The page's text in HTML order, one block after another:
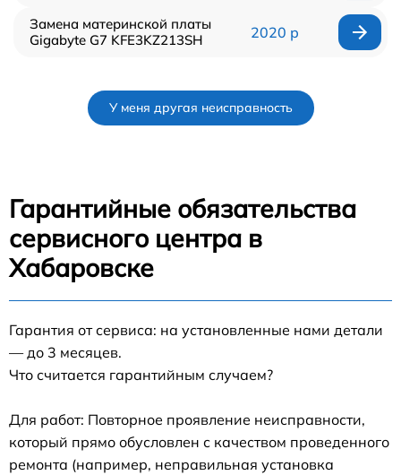
Замена материнской платы
Gigabyte G7 KFE3KZ213SH
2020 р
У меня другая неисправность
Гарантийные обязательства
сервисного центра в
Хабаровске
Гарантия от сервиса: на установленные нами детали
— до 3 месяцев.
Что считается гарантийным случаем?
Для работ: Повторное проявление неисправности,
который прямо обусловлен с качеством проведенного
ремонта (например, неправильная установка